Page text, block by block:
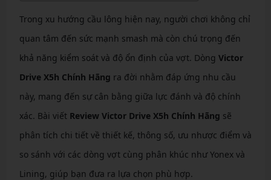
Trong xu hướng cầu lông hiện nay, người chơi không chỉ
quan tâm đến sức mạnh smash mà còn chú trọng đến
khả năng kiểm soát và độ ổn định của vợt. Dòng Victor
Drive X5h Chính Hãng ra đời nhằm đáp ứng nhu cầu
này, mang đến sự cân bằng giữa lực đánh và độ chính
xác. Bài viết Review Victor Drive X5h Chính Hãng sẽ
phân tích chi tiết về thiết kế, thông số, ưu nhược điểm và
so sánh với các dòng vợt cùng phân khúc như Yonex và
Lining, giúp bạn đưa ra lựa chọn phù hợp.